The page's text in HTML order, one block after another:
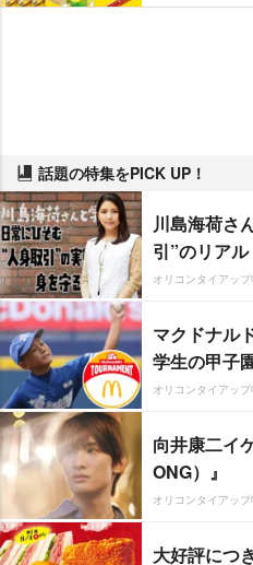
話題の特集をPICK UP！
川島海荷さ
引”のリアル
オリコンタイアップ
マクドナル
学生の甲子
オリコンタイアップ
向井康二イ
ONG）』
オリコンタイアップ
大好評につ